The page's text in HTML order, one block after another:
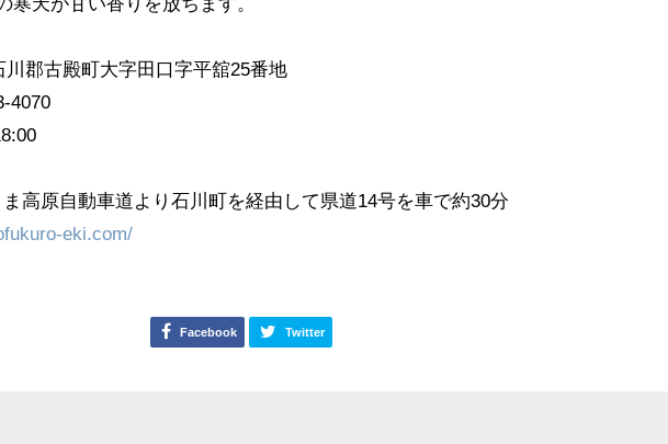
殿町大字田口字平舘25番地
自動車道より石川町を経由して県道14号を車で約30分
eki.com/
Facebook Twitter